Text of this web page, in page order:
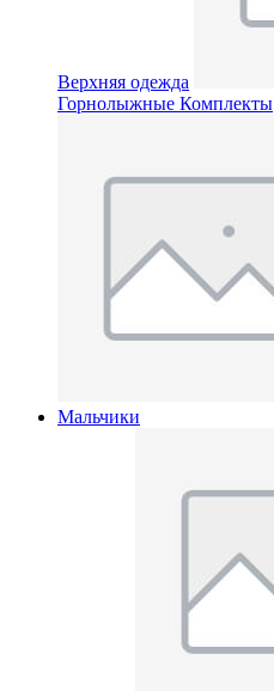
Верхняя одежда
Горнолыжные Комплекты
Мальчики